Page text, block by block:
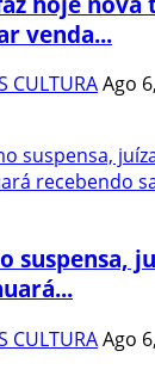
venda...
CULTURAAgo
suspensa,
CULTURAAgo